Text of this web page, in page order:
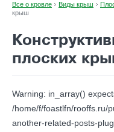
Все о кровле Виды крыш
крыш
плоских
Warning: in_array()
/home/f/foastlfn/rooffs.ru/
another-related-posts-